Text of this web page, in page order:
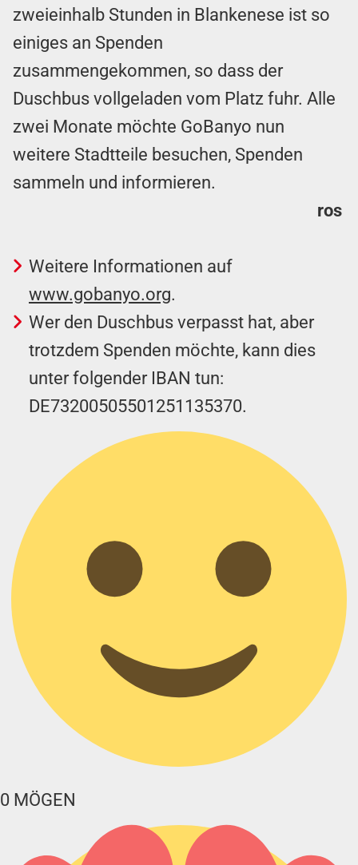
zweieinhalb Stunden in Blankenese ist so
einiges an Spenden
zusammengekommen, so dass der
Duschbus vollgeladen vom Platz fuhr. Alle
zwei Monate möchte GoBanyo nun
weitere Stadtteile besuchen, Spenden
sammeln und informieren.
ros
Weitere Informationen auf
www.gobanyo.org.
Wer den Duschbus verpasst hat, aber
trotzdem Spenden möchte, kann dies
unter folgender IBAN tun:
DE73200505501251135370.
0 MÖGEN